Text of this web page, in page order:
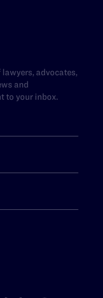
advocates,
and
to your inbox.